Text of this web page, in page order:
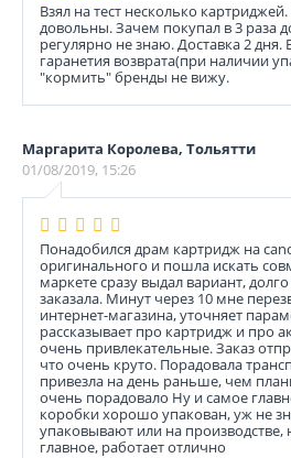
Взял на тест несколько
довольны. Зачем покупал в 3 раза
регулярно не знаю. Доставка 2 дня.
гаранетия возврата(при наличии
"кормить" бренды не вижу.
Маргарита Королева, Тольятти
01/08/2019, 15:26
Понадобился драм картридж на
оригинального и пошла искать
маркете сразу выдал вариант,
заказала. Минут через 10 мне
интернет-магазина, уточняет
рассказывает про картридж и про
очень привлекательные. Заказ
что очень круто. Порадовала
привезла на день раньше, чем
очень порадовало Ну и самое
коробки хорошо упакован, уж не
упаковывают или на производстве,
главное, работает отлично